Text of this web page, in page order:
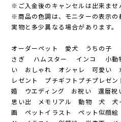
※ご入金後のキャンセルは出来ませ
※商品の色調は、モニターの表示の
実物と多少異なる場合があります。
オーダーペット 愛犬 うちの
さぎ ハムスター インコ 小動
い おしゃれ オシャレ 可愛い
レゼント プチギフトプチプレゼ
婚 ウエディング お祝い 還暦
思い出 メモリアル 動物 犬 犬
画 ペットイラスト ペット似顔